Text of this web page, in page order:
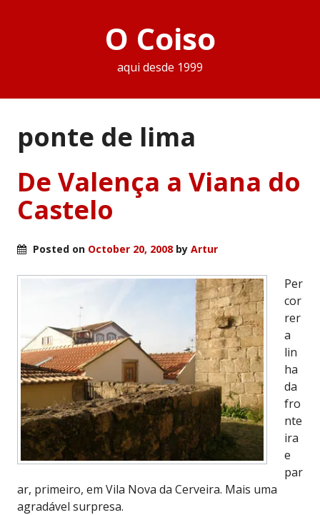
O Coiso
aqui desde 1999
ponte de lima
De Valença a Viana do
Castelo
Posted on October 20, 2008 by Artur
Per
cor
rer
a
lin
ha
da
fro
nte
ira
e
par
ar, primeiro, em Vila Nova da Cerveira. Mais uma
agradável surpresa.